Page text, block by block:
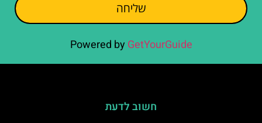
שליחה
Powered by GetYourGuide
חשוב לדעת